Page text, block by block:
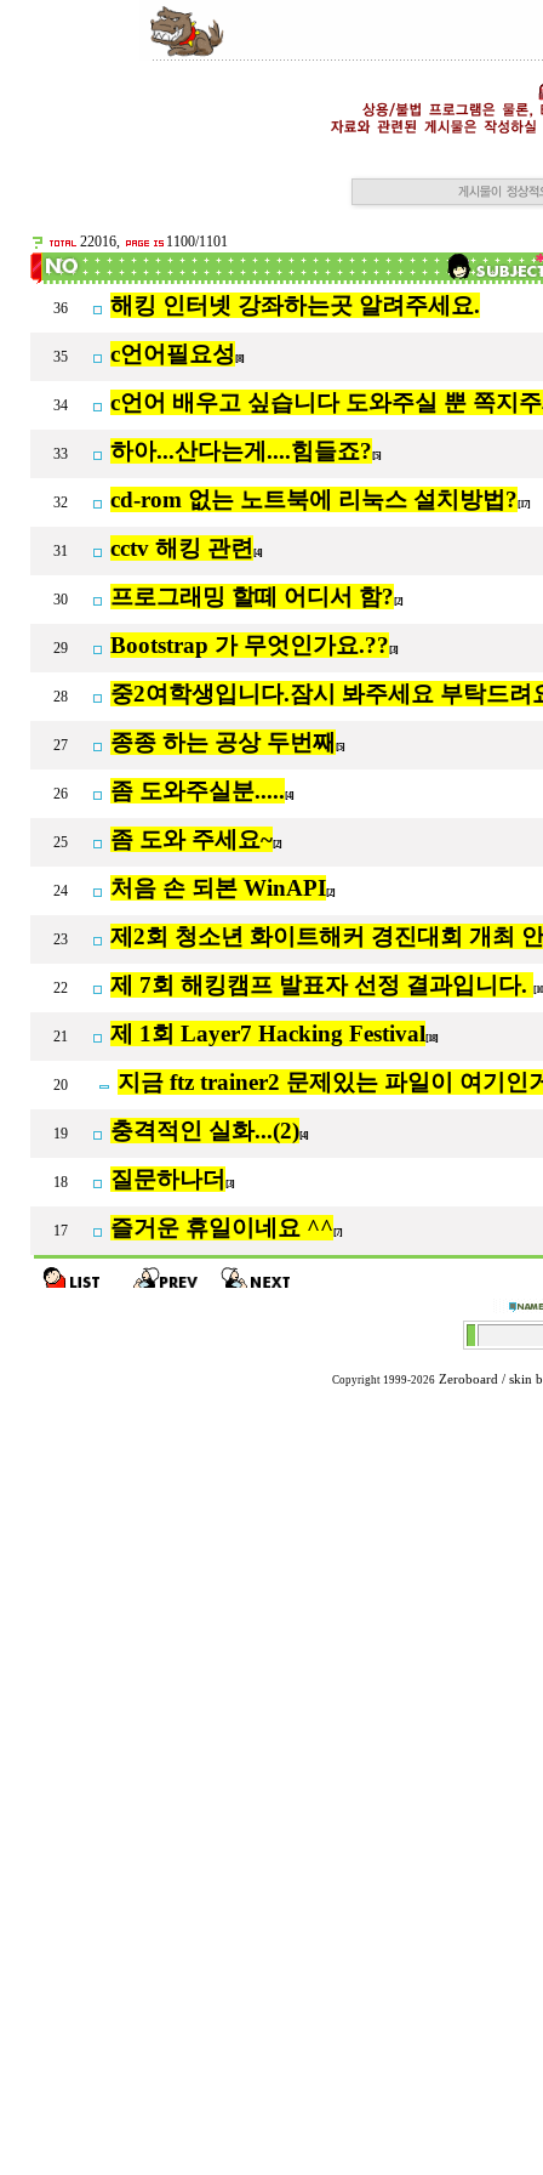
22016, 1100/1101
36 해킹 인터넷 강좌하는곳 알려주세요.
35 c언어필요성 [8]
34 c언어 배우고 싶습니다 도와주실 뿐 쪽지
33 하아...산다는게....힘들죠? [5]
32 cd-rom 없는 노트북에 리눅스 설치방법? [17]
31 cctv 해킹 관련 [4]
30 프로그래밍 할떼 어디서 함? [2]
29 Bootstrap 가 무엇인가요.?? [3]
28 중2여학생입니다.잠시 봐주세요 부탁드려
27 종종 하는 공상 두번째 [5]
26 좀 도와주실분..... [4]
25 좀 도와 주세요~[2]
24 처음 손 되본 WinAPI[2]
23 제2회 청소년 화이트해커 경진대회 개최
22 제 7회 해킹캠프 발표자 선정 결과입니다.
21 제 1회 Layer7 Hacking Festival[18]
20 지금 ftz trainer2 문제있는 파일이 여기인
19 충격적인 실화...(2)[4]
18 질문하나더 [3]
17 즐거운 휴일이네요 ^^ [7]
Copyright 1999-2026 Zeroboard / skin